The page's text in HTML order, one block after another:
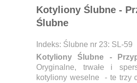
Kotyliony Ślubne -
Ślubne
Indeks: Ślubne nr 23: SL-59
Kotyliony Ślubne -
Oryginalne, trwałe i
kotyliony weselne - te trzy